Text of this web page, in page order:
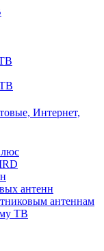
Интернет,
антенн
антеннам
ТВ